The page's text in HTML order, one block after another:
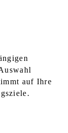
auf Ihre